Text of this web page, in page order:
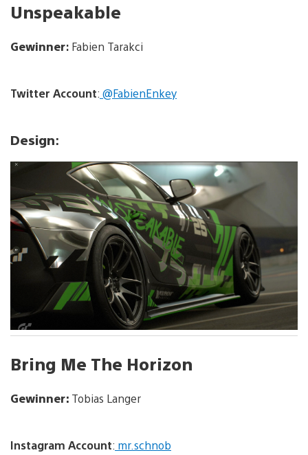
Unspeakable
Gewinner: Fabien Tarakci
Twitter Account: @FabienEnkey
Design:
Bring Me The Horizon
Gewinner: Tobias Langer
Instagram Account: mr.schnob